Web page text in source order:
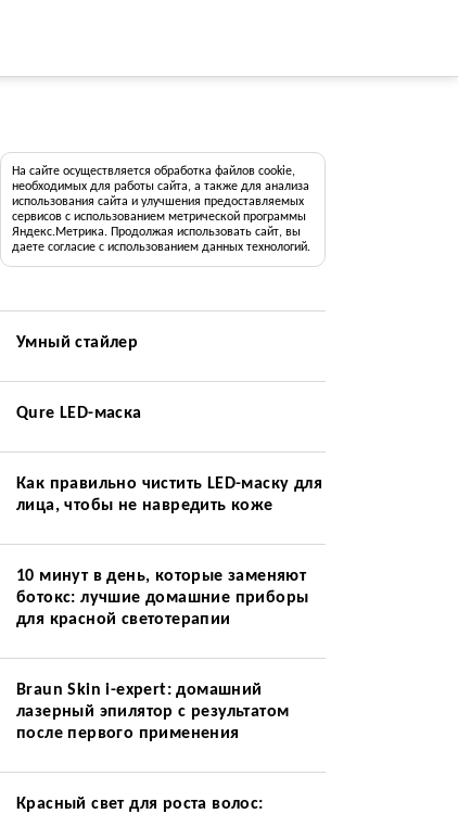
На сайте осуществляется обработка файлов cookie,
необходимых для работы сайта, а также для анализа
использования сайта и улучшения предоставляемых
сервисов с использованием метрической программы
Яндекс.Метрика. Продолжая использовать сайт, вы
даете согласие с использованием данных технологий.
Умный стайлер
Qure LED-маска
Как правильно чистить LED-маску для
лица, чтобы не навредить коже
10 минут в день, которые заменяют
ботокс: лучшие домашние приборы
для красной светотерапии
Braun Skin i-expert: домашний
лазерный эпилятор с результатом
после первого применения
Красный свет для роста волос: